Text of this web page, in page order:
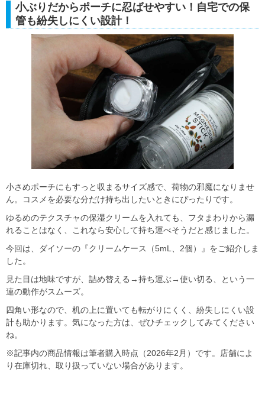
小ぶりだからポーチに忍ばせやすい！自宅での保
管も紛失しにくい設計！
小さめポーチにもすっと収まるサイズ感で、荷物の邪魔になりませ
ん。コスメを必要な分だけ持ち出したいときにぴったりです。
ゆるめのテクスチャの保湿クリームを入れても、フタまわりから漏
れることはなく、これなら安心して持ち運べそうだと感じました。
今回は、ダイソーの『クリームケース（5mL、2個）』をご紹介しま
した。
見た目は地味ですが、詰め替える→持ち運ぶ→使い切る、という一
連の動作がスムーズ。
四角い形なので、机の上に置いても転がりにくく、紛失しにくい設
計も助かります。気になった方は、ぜひチェックしてみてください
ね。
※記事内の商品情報は筆者購入時点（2026年2月）です。店舗によ
り在庫切れ、取り扱っていない場合があります。